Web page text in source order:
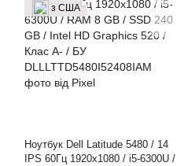
з США
Ноутбук Dell Latitude 5480 / 14
IPS 60Гц 1920x1080 / i5-6300U /